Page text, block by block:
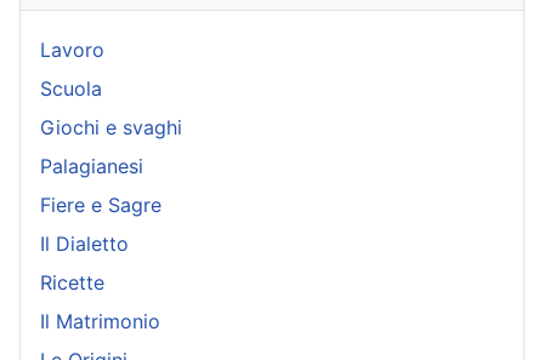
Lavoro
Scuola
Giochi e svaghi
Palagianesi
Fiere e Sagre
Il Dialetto
Ricette
Il Matrimonio